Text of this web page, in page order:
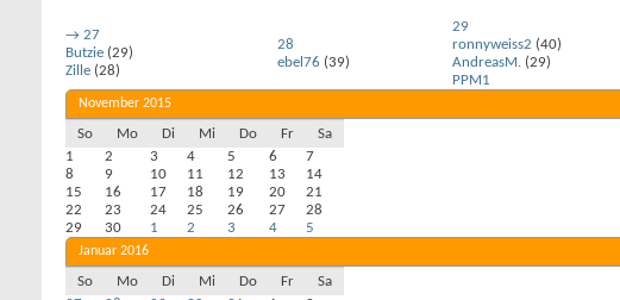
→ 27
Butzie (29)
Zille (28)
28
ebel76 (39)
29
ronnyweiss2 (40)
AndreasM. (29)
PPM1
November 2015
So Mo Di Mi Do Fr
Sa
1
2 3 4 5 6
7
8
9 10 11 12 13
14
15
16 17 18 19 20
21
22
23 24 25 26 27
28
29
30 1 2 3 4 5
Januar 2016
So Mo Di Mi Do Fr
Sa